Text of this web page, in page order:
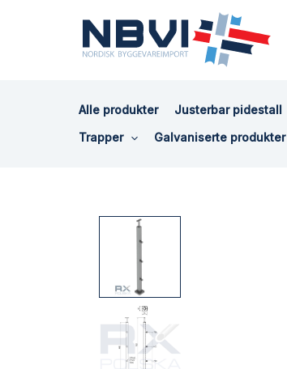
Alle produkter Justerbar pidestall
Trapper
Galvaniserte produkter